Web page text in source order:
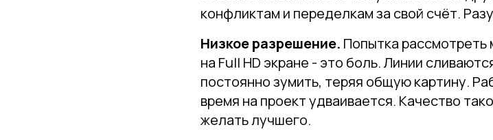
конфликтам и переделкам за свой счёт.
Низкое разрешение. Попытка рассмотреть
на Full HD экране - это боль. Линии
постоянно зумить, теряя общую картину.
время на проект удваивается. Качество
желать лучшего.